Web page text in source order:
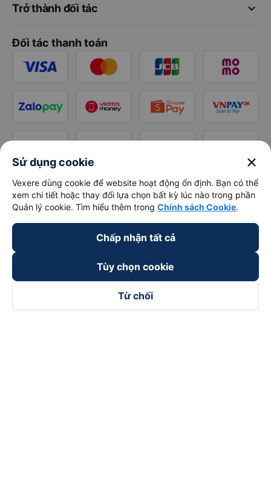
keyboard_arrow_down
Trở thành đối tác
Đối tác thanh toán
Sử dụng cookie close
Vexere dùng cookie để website hoạt động ổn định. Bạn có thể
xem chi tiết hoặc thay đổi lựa chọn bất kỳ lúc nào trong phần
Quản lý cookie. Tìm hiểu thêm trong Chính sách Cookie.
Chấp nhận tất cả
Tùy chọn cookie
Từ chối